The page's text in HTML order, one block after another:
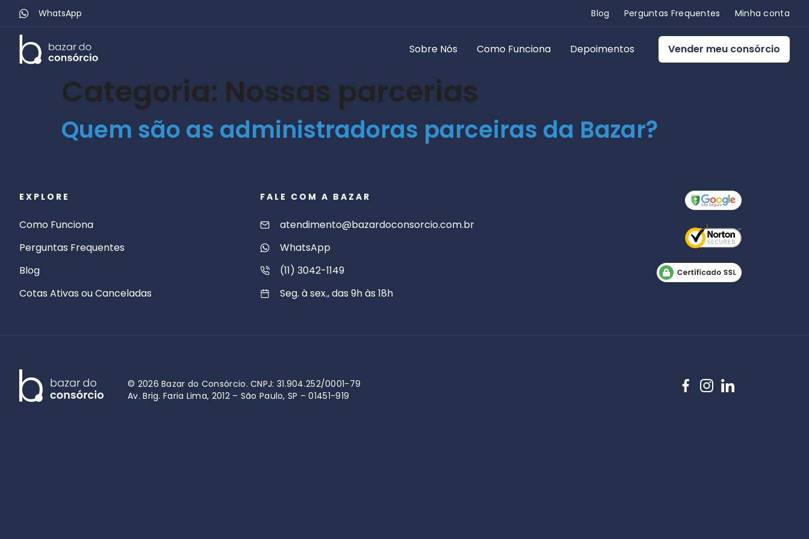
WhatsApp Blog Perguntas Frequentes Minha conta
Sobre Nós Como Funciona Depoimentos Vender meu consórcio
Categoria: Nossas parcerias
Quem são as administradoras parceiras da Bazar?
EXPLORE
Como Funciona
Perguntas Frequentes
Blog
Cotas Ativas ou Canceladas
FALE COM A BAZAR
atendimento@bazardoconsorcio.com.br
WhatsApp
(11) 3042-1149
Seg. à sex., das 9h às 18h
© 2026 Bazar do Consórcio. CNPJ: 31.904.252/0001-79
Av. Brig. Faria Lima, 2012 – São Paulo, SP – 01451-919